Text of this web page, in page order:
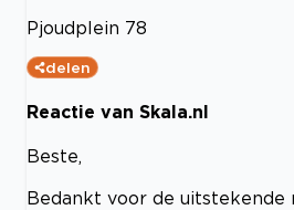
Pjoudplein 78
delen
Reactie van Skala.nl
Beste,
Bedankt voor de uitstekende